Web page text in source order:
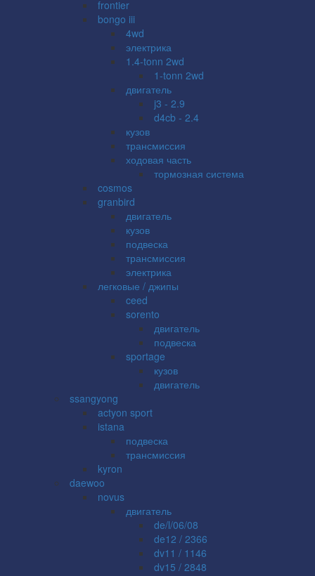
frontier
bongo iii
4wd
электрика
1.4-tonn 2wd
1-tonn 2wd
двигатель
j3 - 2.9
d4cb - 2.4
кузов
трансмиссия
ходовая часть
тормозная система
cosmos
granbird
двигатель
кузов
подвеска
трансмиссия
электрика
легковые / джипы
ceed
sorento
двигатель
подвеска
sportage
кузов
двигатель
ssangyong
actyon sport
istana
подвеска
трансмиссия
kyron
daewoo
novus
двигатель
de/l/06/08
de12 / 2366
dv11 / 1146
dv15 / 2848